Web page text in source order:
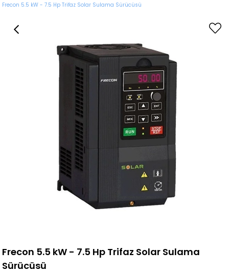
Frecon 5.5 kW - 7.5 Hp Trifaz Solar Sulama Sürücüsü
Frecon 5.5 kW - 7.5 Hp Trifaz Solar Sulama
Sürücüsü